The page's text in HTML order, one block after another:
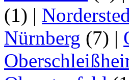
(1) |
Nürnberg (7) |